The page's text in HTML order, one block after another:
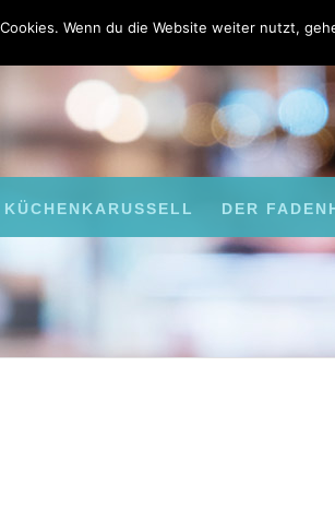
KÜCHENKARUSSELL DER
Wenn du die Website weiter nutzt,